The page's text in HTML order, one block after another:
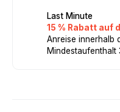
Last Minute
15 % Rabatt auf
Anreise innerhalb
Mindestaufenthalt